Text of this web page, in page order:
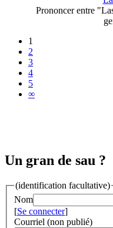
Prononcer entre
1
2
3
4
5
∞
Un gran de sau ?
(identification facultative)
Nom
[Se connecter]
Courriel (non publié)